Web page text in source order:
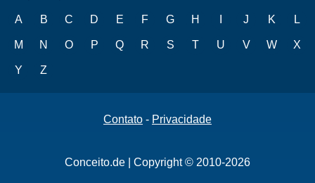
A B C D E F G H J K L
M N O P Q R S T U V W X
Y Z
Contato - Privacidade
Conceito.de | Copyright © 2010-2026